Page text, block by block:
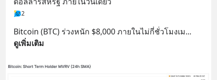
2
Bitcoin (BTC) ร่วงหนัก $8,000 ภายในไม่กี่ชั่วโมงเม...
ดูเพิ่มเติม